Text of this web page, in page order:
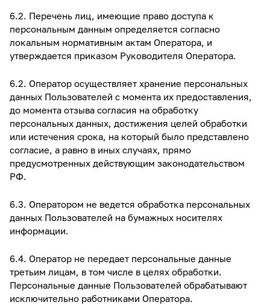
6.2. Перечень лиц, имеющие право доступа к
персональным данным определяется согласно
локальным нормативным актам Оператора, и
утверждается приказом Руководителя Оператора.
6.2. Оператор осуществляет хранение персональных
данных Пользователей с момента их предоставления,
до момента отзыва согласия на обработку
персональных данных, достижения целей обработки
или истечения срока, на который было представлено
согласие, а равно в иных случаях, прямо
предусмотренных действующим законодательством
РФ.
6.3. Оператором не ведется обработка персональных
данных Пользователей на бумажных носителях
информации.
6.4. Оператор не передает персональные данные
третьим лицам, в том числе в целях обработки.
Персональные данные Пользователей обрабатывают
исключительно работниками Оператора.